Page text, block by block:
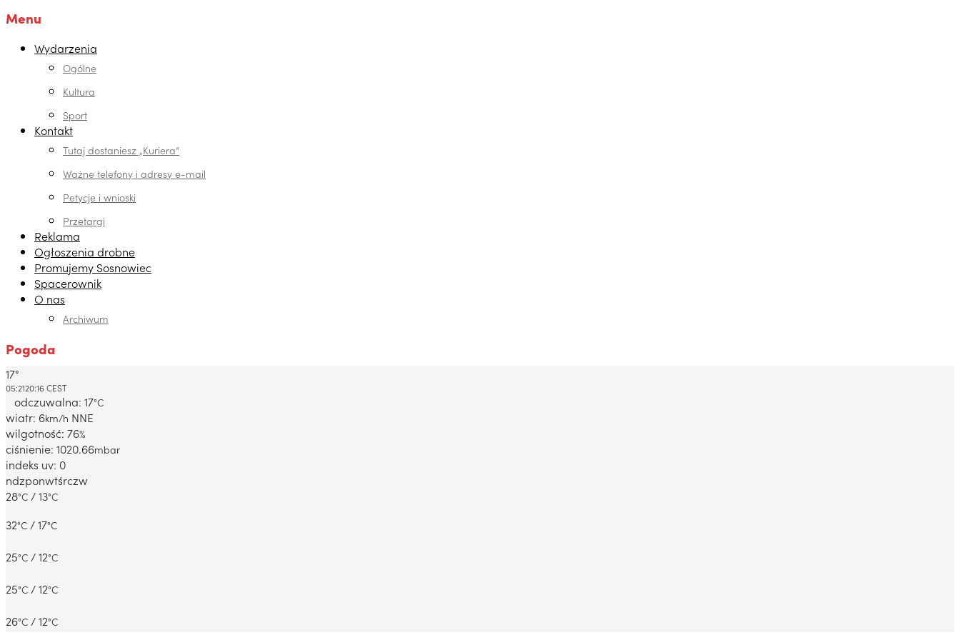
Menu
Wydarzenia
Ogólne
Kultura
Sport
Kontakt
Tutaj dostaniesz „Kuriera”
Ważne telefony i adresy e-mail
Petycje i wnioski
Przetargi
Reklama
Ogłoszenia drobne
Promujemy Sosnowiec
Spacerownik
O nas
Archiwum
Pogoda
Dabrowa Gornicza, PL
17°
05:2120:16 CEST
odczuwalna: 17°C
wiatr: 6km/h NNE
wilgotność: 76%
ciśnienie: 1020.66mbar
indeks uv: 0
ndzponwtśrczw
28°C / 13°C
32°C / 17°C
25°C / 12°C
25°C / 12°C
26°C / 12°C